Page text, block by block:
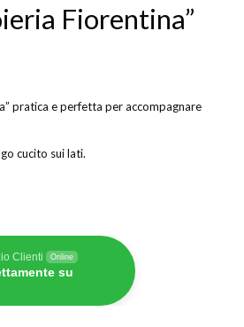
Fiorentina”
pratica e perfetta per accompagnare
cucito sui lati.
Clienti Online
su